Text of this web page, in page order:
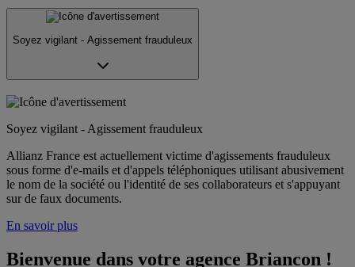
Soyez vigilant - Agissement frauduleux
Soyez vigilant - Agissement frauduleux
Allianz France est actuellement victime d'agissements frauduleux
sous forme d'e-mails et d'appels téléphoniques utilisant abusivement
le nom de la société ou l'identité de ses collaborateurs et s'appuyant
sur de faux documents.
En savoir plus
Bienvenue dans votre agence Briancon !